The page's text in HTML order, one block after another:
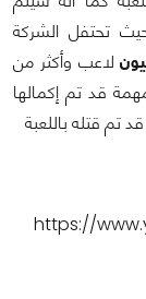
حيث تحتفل الشركة
لاعب وأكثر من
قد تم إكمالها
قد تم قتله باللعبة
https://